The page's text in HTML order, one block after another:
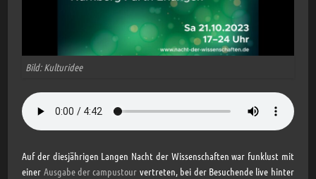
Bild: Kulturidee
Auf der diesjährigen Langen Nacht der Wissenschaften war funklust mit
einer Ausgabe der campustour vertreten, bei der Besuchende live hinter